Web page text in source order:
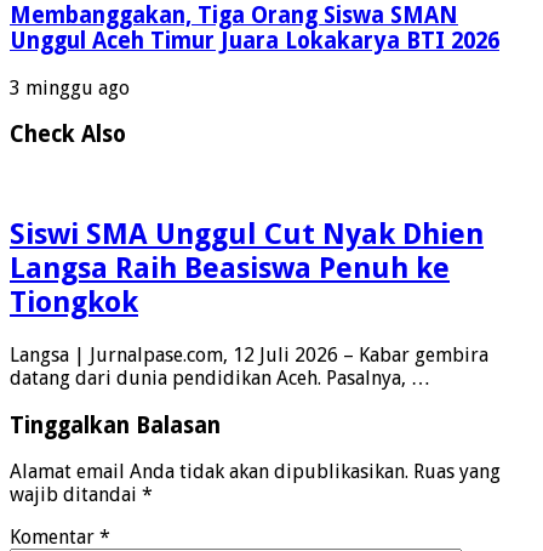
Membanggakan, Tiga Orang Siswa SMAN
Unggul Aceh Timur Juara Lokakarya BTI 2026
3 minggu ago
Check Also
Siswi SMA Unggul Cut Nyak Dhien
Langsa Raih Beasiswa Penuh ke
Tiongkok
Langsa | Jurnalpase.com, 12 Juli 2026 – Kabar gembira
datang dari dunia pendidikan Aceh. Pasalnya, …
Tinggalkan Balasan
Alamat email Anda tidak akan dipublikasikan. Ruas yang
wajib ditandai *
Komentar *